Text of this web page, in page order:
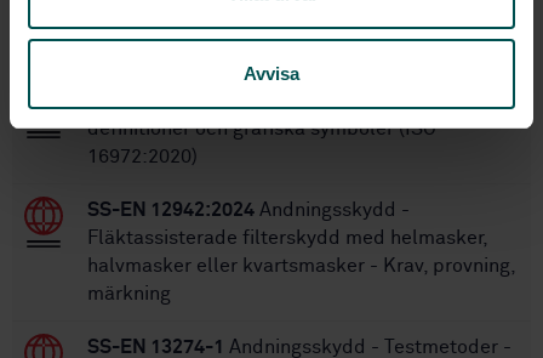
Avvisa
STANDARDER
Andningsskydd - Termer,
definitioner och grafiska symboler (ISO
16972:2020)
SS-EN 12942:2024 Andningsskydd -
Fläktassisterade filterskydd med helmasker,
halvmasker eller kvartsmasker - Krav, provning,
märkning
SS-EN 13274-1
Andningsskydd - Testmetoder -